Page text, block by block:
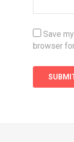
Save
browser